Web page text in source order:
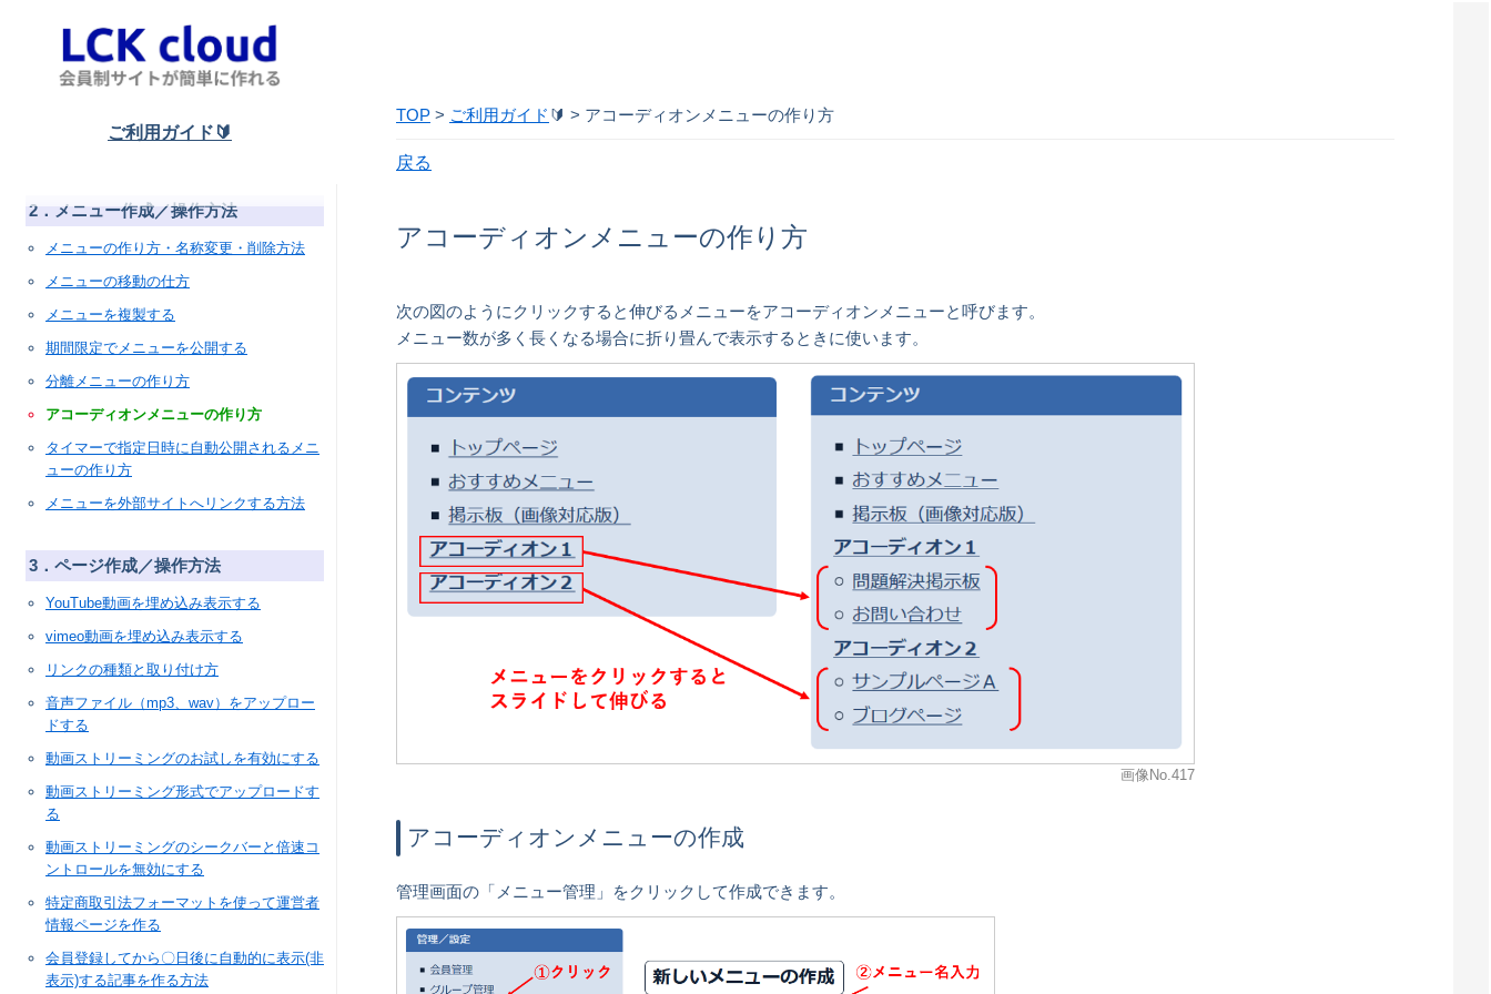
ご利用ガイド🔰
ードを送る
新規の会員登録の受付を休止する方法
ニックネームを管理番号・システムIDに変
2．メニュー作成／操作方法
メニューの作り方・名称変更・削除方法
メニューの移動の仕方
メニューを複製する
期間限定でメニューを公開する
分離メニューの作り方
アコーディオンメニューの作り方
タイマーで指定日時に自動公開されるメニ
ューの作り方
メニューを外部サイトへリンクする方法
3．ページ作成／操作方法
YouTube動画を埋め込み表示する
vimeo動画を埋め込み表示する
リンクの種類と取り付け方
音声ファイル（mp3、wav）をアップロー
ドする
動画ストリーミングのお試しを有効にする
動画ストリーミング形式でアップロードす
る
動画ストリーミングのシークバーと倍速コ
ントロールを無効にする
特定商取引法フォーマットを使って運営者
情報ページを作る
会員登録してから〇日後に自動的に表示(非
表示)する記事を作る方法